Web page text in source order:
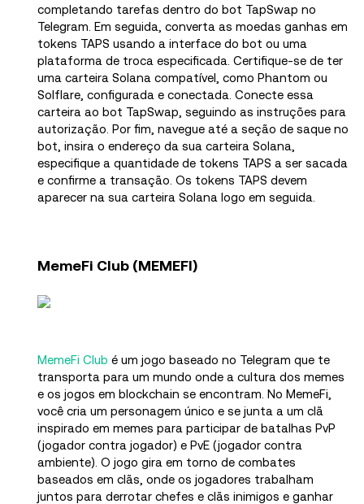
completando tarefas dentro do bot TapSwap no
Telegram. Em seguida, converta as moedas ganhas em
tokens TAPS usando a interface do bot ou uma
plataforma de troca especificada. Certifique-se de ter
uma carteira Solana compatível, como Phantom ou
Solflare, configurada e conectada. Conecte essa
carteira ao bot TapSwap, seguindo as instruções para
autorização. Por fim, navegue até a seção de saque no
bot, insira o endereço da sua carteira Solana,
especifique a quantidade de tokens TAPS a ser sacada
e confirme a transação. Os tokens TAPS devem
aparecer na sua carteira Solana logo em seguida.
MemeFi Club (MEMEFI)
MemeFi Club é um jogo baseado no Telegram que te
transporta para um mundo onde a cultura dos memes
e os jogos em blockchain se encontram. No MemeFi,
você cria um personagem único e se junta a um clã
inspirado em memes para participar de batalhas PvP
(jogador contra jogador) e PvE (jogador contra
ambiente). O jogo gira em torno de combates
baseados em clãs, onde os jogadores trabalham
juntos para derrotar chefes e clãs inimigos e ganhar